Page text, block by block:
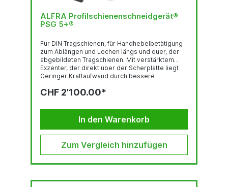
ALFRA Profilschienenschneidgerät®
PSG 5+®
Für DIN Tragschienen, für Handhebelbetätigung
zum Ablängen und Lochen längs und quer, der
abgebildeten Tragschienen. Mit verstärktem
Exzenter, der direkt über der Scherplatte liegt
Geringer Kraftaufwand durch bessere
Wartungsfrei Eloxierter, lasergravierter
Führungsvorrichtung für winkelgenaues
Ablängen, mit Millimeter- und Zoll-Skalierung.
Scherplatte nachschleifbar, Lochstempel
möglich (Bitte Musterschiene...
CHF 2’100.00*
In den Warenkorb
Zum Vergleich hinzufügen